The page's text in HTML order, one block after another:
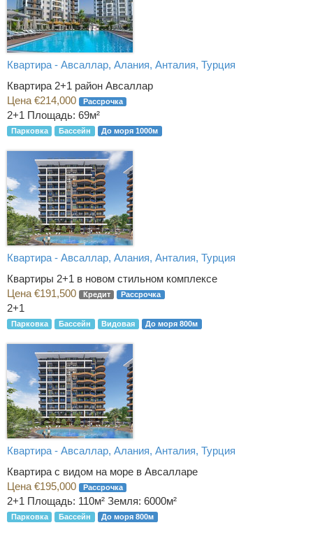
Квартира - Авсаллар, Алания, Анталия, Турция
Квартира 2+1 район Авсаллар
Цена €214,000
Рассрочка
2+1 Площадь: 69м²
Парковка Бассейн До моря 1000м
Квартира - Авсаллар, Алания, Анталия, Турция
Квартиры 2+1 в новом стильном комплексе
Цена €191,500
Кредит Рассрочка
2+1
Парковка Бассейн Видовая До моря 800м
Квартира - Авсаллар, Алания, Анталия, Турция
Квартира с видом на море в Авсалларе
Цена €195,000
Рассрочка
2+1 Площадь: 110м² Земля: 6000м²
Парковка Бассейн До моря 800м